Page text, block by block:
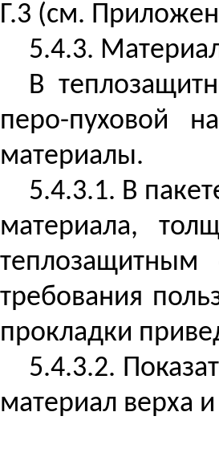
Г.3 (см.
5.4.3.
В
перо-пуховой
материалы.
5.4.3.1. В
материала,
теплозащитным
требования
прокладки
5.4.3.2.
материал верха